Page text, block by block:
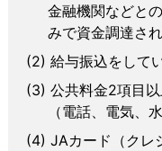
金融機関などと
みで資金調達さ
給与振込をして
公共料金2項目
（電話、電気、
JAカード（クレ